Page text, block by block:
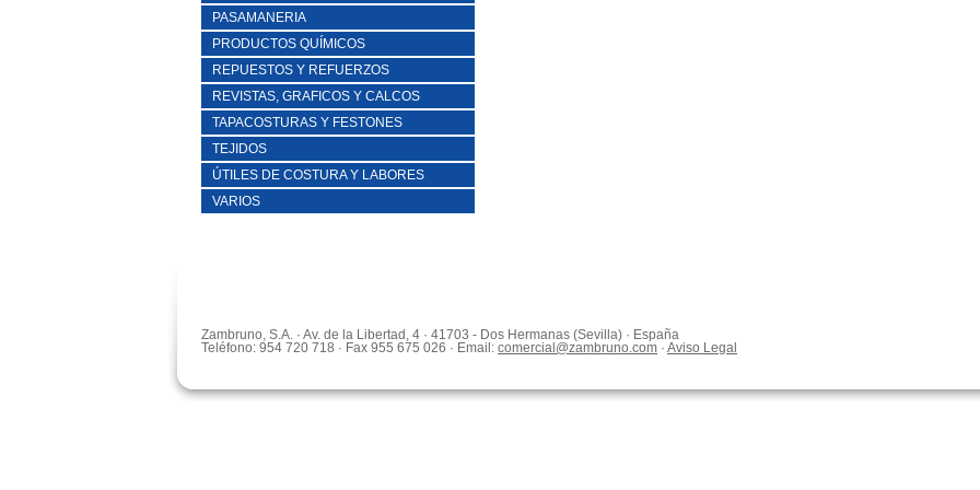
PASAMANERIA
PRODUCTOS QUÍMICOS
REPUESTOS Y REFUERZOS
REVISTAS, GRAFICOS Y CALCOS
TAPACOSTURAS Y FESTONES
TEJIDOS
ÚTILES DE COSTURA Y LABORES
VARIOS
Zambruno, S.A. · Av. de la Libertad, 4 · 41703 - Dos Hermanas (Sevilla) · España
Teléfono: 954 720 718 · Fax 955 675 026 · Email: comercial@zambruno.com · Aviso Legal